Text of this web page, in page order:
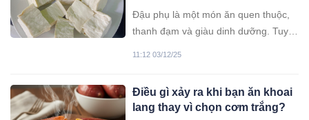
Đậu phụ là một món ăn quen thuộc,
thanh đạm và giàu dinh dưỡng. Tuy
động tiêu cực đến sức khỏe, thậm chí
dẫn đến khó tiêu, đầy bụng, hoặc làm
11:12 03/12/25
Điều gì xảy ra khi bạn ăn khoai
lang thay vì chọn cơm trắng?